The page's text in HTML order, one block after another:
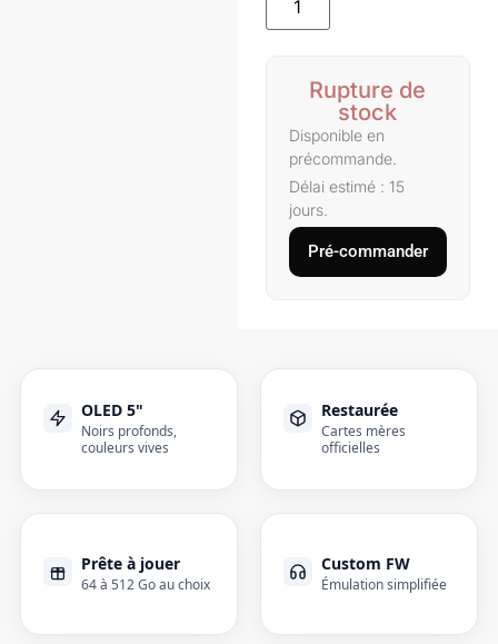
Rupture de
stock
Disponible en
précommande.
Délai estimé : 15
jours.
Pré-commander
OLED 5"
Noirs profonds,
couleurs vives
Restaurée
Cartes mères
officielles
Prête à jouer
64 à 512 Go au choix
Custom FW
Émulation simplifiée